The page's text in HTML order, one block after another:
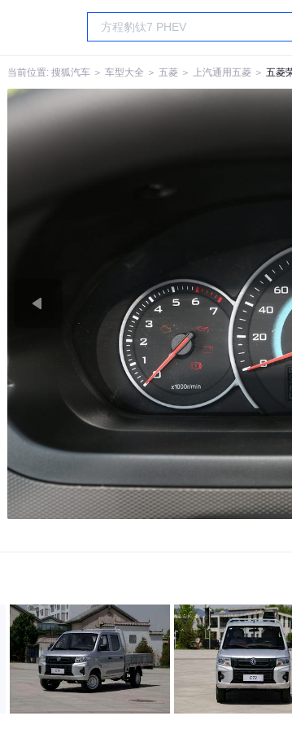
当前位置: 搜狐汽车 ＞ 车型大全 ＞ 五菱 ＞ 上汽通用五菱 ＞ 五菱